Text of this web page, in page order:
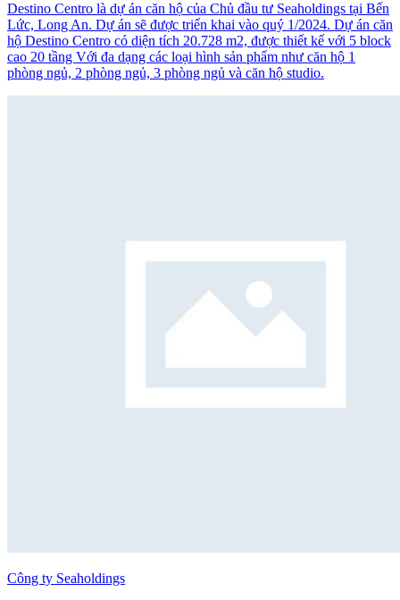
Destino Centro là dự án căn hộ của Chủ đầu tư Seaholdings tại Bến
Lức, Long An. Dự án sẽ được triển khai vào quý 1/2024. Dự án căn
hộ Destino Centro có diện tích 20.728 m2, được thiết kế với 5 block
cao 20 tầng Với đa dạng các loại hình sản phẩm như căn hộ 1
phòng ngủ, 2 phòng ngủ, 3 phòng ngủ và căn hộ studio.
Công ty Seaholdings